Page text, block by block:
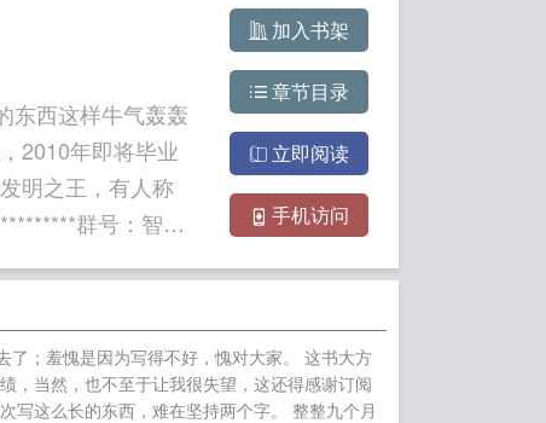
东西这样牛气轰轰
2010年即将毕业
明之王，有人称
群号：智能
回剑主 甜宠进行
怎敌她媚色如刀 七
加入书架
章节目录
立即阅读
手机访问
了；羞愧是因为写得不好，愧对大家。 这书大方
，当然，也不至于让我很失望，这还得感谢订阅
写这么长的东西，难在坚持两个字。 整整九个月